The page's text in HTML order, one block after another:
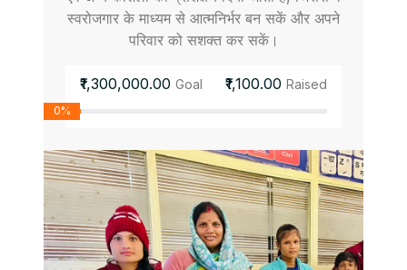
स्वरोजगार के माध्यम से आत्मनिर्भर बन सकें और अपने
परिवार को सशक्त कर सकें।
₹1,300,000.00 Goal ₹1,100.00 Raised
0%